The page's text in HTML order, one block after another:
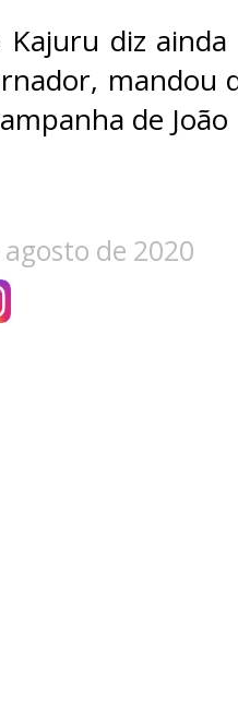
diz ainda
mandou
de João
de 2020